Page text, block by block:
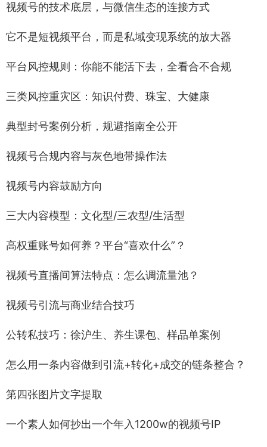
视频号的技术底层，与微信生态的连接方式
它不是短视频平台，而是私域变现系统的放大器
平台风控规则：你能不能活下去，全看合不合规
三类风控重灾区：知识付费、珠宝、大健康
典型封号案例分析，规避指南全公开
视频号合规内容与灰色地带操作法
视频号内容鼓励方向
三大内容模型：文化型/三农型/生活型
高权重账号如何养？平台“喜欢什么”？
视频号直播间算法特点：怎么调流量池？
视频号引流与商业结合技巧
公转私技巧：徐沪生、养生课包、样品单案例
怎么用一条内容做到引流+转化+成交的链条整合？
第四张图片文字提取
一个素人如何抄出一个年入1200w的视频号IP